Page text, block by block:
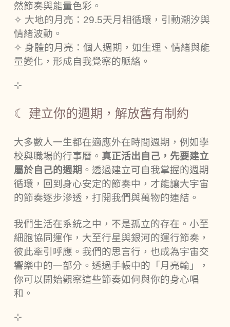
然節奏與能量色彩。
✧ 大地的月亮：29.5天月相循環，引動潮汐與
情緒波動。
✧ 身體的月亮：個人週期，如生理、情緒與能
量變化，形成自我覺察的脈絡。
⊹
☾ 建立你的週期，解放舊有制約
大多數人一生都在適應外在時間週期，例如學
校與職場的行事曆。 真正活出自己，先要建立
屬於自己的週期 。透過建立可自我掌握的週期
循環，回到身心安定的節奏中，才能讓大宇宙
的節奏逐步滲透，打開我們與萬物的連結。
我們生活在系統之中，不是孤立的存在。小至
細胞協同運作，大至行星與銀河的運行節奏，
彼此牽引呼應。我們的思言行，也成為宇宙交
響樂中的一部分。透過手帳中的「月亮輪」，
你可以開始觀察這些節奏如何與你的身心唱
和。
⊹